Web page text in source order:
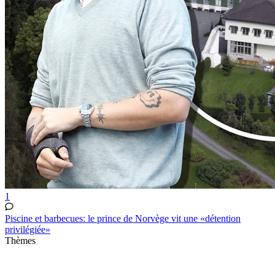
1
Piscine et barbecues: le prince de Norvège vit une «détention
privilégiée»
Thèmes